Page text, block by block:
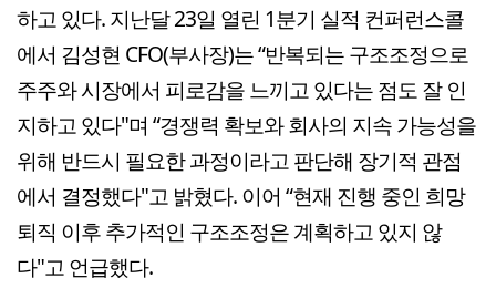
하고 있다. 지난달 23일 열린 1분기 실적 컨퍼런스콜
에서 김성현 CFO(부사장)는 “반복되는 구조조정으로
주주와 시장에서 피로감을 느끼고 있다는 점도 잘 인
지하고 있다"며 “경쟁력 확보와 회사의 지속 가능성을
위해 반드시 필요한 과정이라고 판단해 장기적 관점
에서 결정했다"고 밝혔다. 이어 “현재 진행 중인 희망
퇴직 이후 추가적인 구조조정은 계획하고 있지 않
다"고 언급했다.